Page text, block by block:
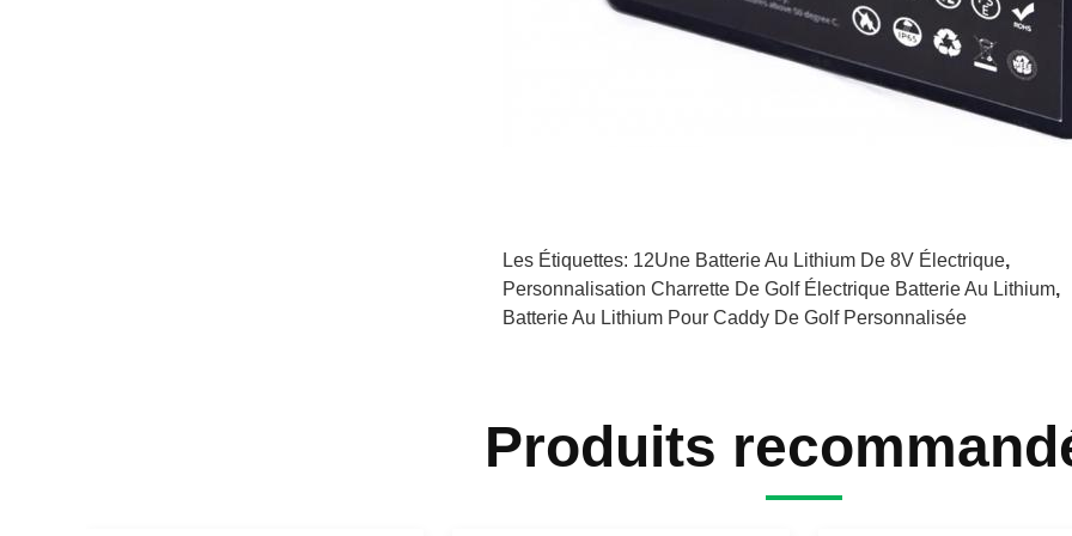
Les Étiquettes: 12Une Batterie Au Lithium De 8V Électrique,
Personnalisation Charrette De Golf Électrique Batterie Au Lithium,
Batterie Au Lithium Pour Caddy De Golf Personnalisée
Produits